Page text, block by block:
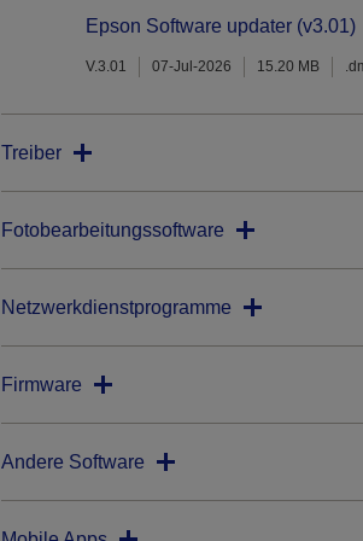
Epson Software updater (v3.01)
V.3.01 07-Jul-2026 15.20 MB
Treiber
Fotobearbeitungssoftware
Netzwerkdienstprogramme
Firmware
Andere Software